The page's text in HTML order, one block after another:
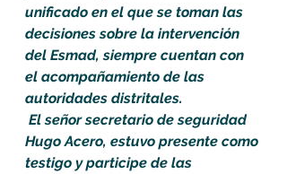
unificado en el que se toman las
decisiones sobre la intervención
del Esmad, siempre cuentan con
el acompañamiento de las
autoridades distritales.
Hugo Acero, estuvo presente como
testigo y participe de las